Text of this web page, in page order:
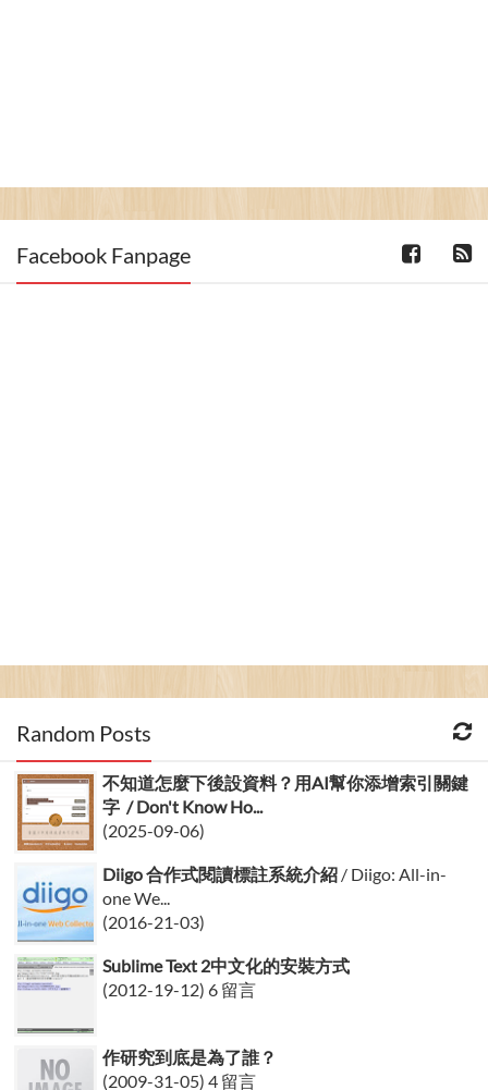
Facebook Fanpage
Random Posts
不知道怎麼下後設資料？用AI幫你添增索引關鍵
字 / Don't Know Ho...
(2025-09-06)
Diigo 合作式閱讀標註系統介紹 / Diigo: All-in-
one We...
(2016-21-03)
Sublime Text 2中文化的安裝方式
(2012-19-12) 6 留言
作研究到底是為了誰？
(2009-31-05) 4 留言